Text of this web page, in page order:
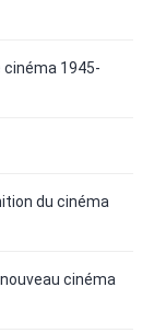
cinéma 1945-
du cinéma
cinéma